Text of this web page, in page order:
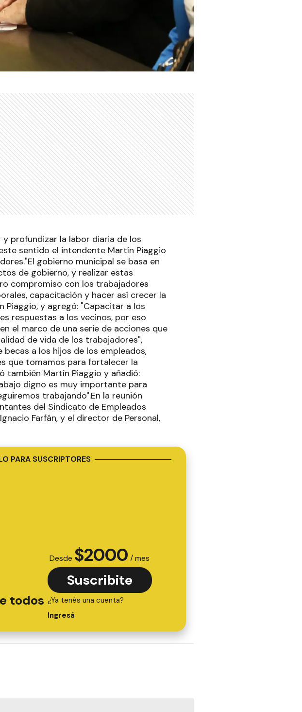
profundizar la labor diaria de los
sentido el intendente Martín Piaggio
gobierno municipal se basa en
de gobierno, y realizar estas
compromiso con los trabajadores
capacitación y hacer así crecer la
y agregó: "Capacitar a los
respuestas a los vecinos, por eso
el marco de una serie de acciones que
de vida de los trabajadores",
a los hijos de los empleados,
que tomamos para fortalecer la
también Martín Piaggio y añadió:
digno es muy importante para
trabajando".En la reunión
del Sindicato de Empleados
Farfán, y el director de Personal,
PARA SUSCRIPTORES
todos
Desde $2000 / mes
Suscribite
¿Ya tenés una cuenta?
Ingresá